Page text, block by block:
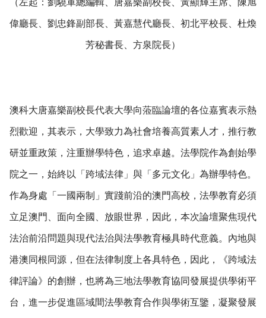
偉廳長、劉忠鋒副部長、黃嘉慧代廳長、初北平校長、杜煥
芳秘書長、方泉院長）
澳科大唐嘉樂副校長代表大學向蒞臨論壇的各位嘉賓表示熱
烈歡迎，其表示，大學致力為社會培養高質素人才，推行教
研並重政策，注重辦學特色，追求卓越。法學院作為創始學
院之一，始終以「跨域法律」與「多元文化」為辦學特色。
作為身處「一國兩制」實踐前沿的澳門高校，法學教育必須
立足澳門、面向全國、放眼世界，因此，本次論壇聚焦現代
法治前沿問題與現代法治與法學教育極具時代意義。內地與
港澳同根同源，但在法律制度上各具特色，因此，《跨域法
律評論》的創辦，也將為三地法學教育協同發展提供學術平
台，進一步促進區域間法學教育合作與學術互鑒，凝聚發展